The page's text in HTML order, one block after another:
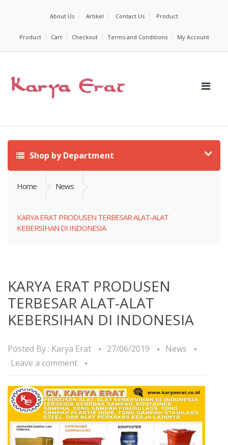
About Us Artikel Contact Us Product
Product Cart Checkout Terms and Conditions My Account
Shop by Department
Home News
KARYA ERAT PRODUSEN TERBESAR ALAT-ALAT
KEBERSIHAN DI INDONESIA
KARYA ERAT PRODUSEN
TERBESAR ALAT-ALAT
KEBERSIHAN DI INDONESIA
Posted By : Karya Erat 27/06/2019
News
Leave a comment